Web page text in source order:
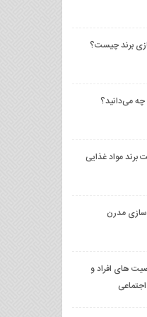
برند چیست؟
چه می‌دانید؟
برند مواد غذایی
سازی مدرن
های افراد و